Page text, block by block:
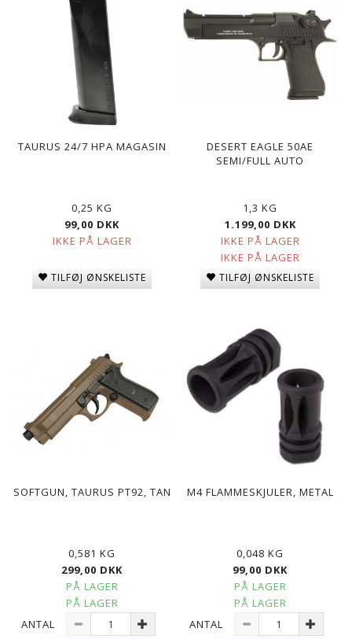
TAURUS 24/7 HPA MAGASIN
0,25 KG
99,00 DKK
IKKE PÅ LAGER
TILFØJ ØNSKELISTE
DESERT EAGLE 50AE
SEMI/FULL AUTO
1,3 KG
1.199,00 DKK
IKKE PÅ LAGER
IKKE PÅ LAGER
TILFØJ ØNSKELISTE
SOFTGUN, TAURUS PT92, TAN
0,581 KG
299,00 DKK
PÅ LAGER
PÅ LAGER
ANTAL
M4 FLAMMESKJULER, METAL
0,048 KG
99,00 DKK
PÅ LAGER
PÅ LAGER
ANTAL